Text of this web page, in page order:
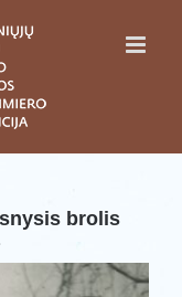
brolis